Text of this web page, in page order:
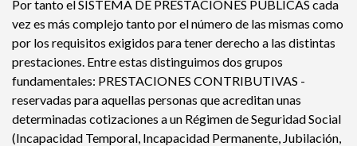
Por tanto el SISTEMA DE PRESTACIONES PUBLICAS cada
vez es más complejo tanto por el número de las mismas como
por los requisitos exigidos para tener derecho a las distintas
prestaciones. Entre estas distinguimos dos grupos
fundamentales: PRESTACIONES CONTRIBUTIVAS -
reservadas para aquellas personas que acreditan unas
determinadas cotizaciones a un Régimen de Seguridad Social
(Incapacidad Temporal, Incapacidad Permanente, Jubilación,